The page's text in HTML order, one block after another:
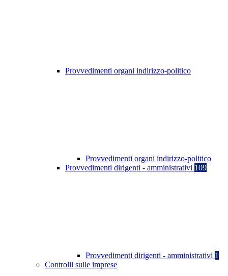
Provvedimenti organi indirizzo-politico
Provvedimenti organi indirizzo-politico
Provvedimenti dirigenti - amministrativi 109
Provvedimenti dirigenti - amministrativi 1
Controlli sulle imprese